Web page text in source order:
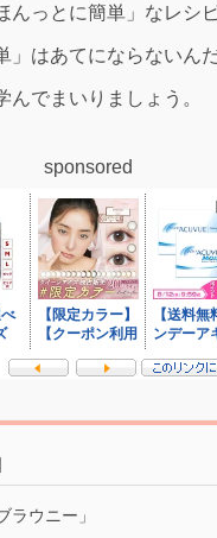
んっとに簡単」なレシ
」はあてにならないん
んでまいりましょう。
sponsored
ラウニー」